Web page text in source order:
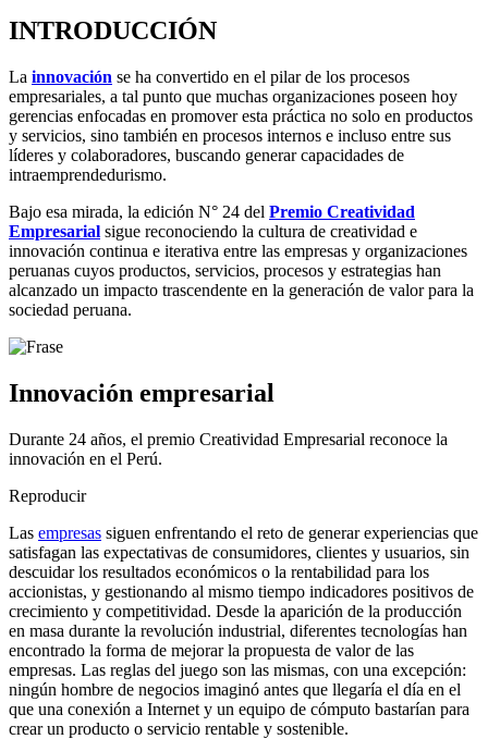
INTRODUCCIÓN
La innovación se ha convertido en el pilar de los procesos
empresariales, a tal punto que muchas organizaciones poseen hoy
gerencias enfocadas en promover esta práctica no solo en productos
y servicios, sino también en procesos internos e incluso entre sus
líderes y colaboradores, buscando generar capacidades de
intraemprendedurismo.
Bajo esa mirada, la edición N° 24 del Premio Creatividad
Empresarial sigue reconociendo la cultura de creatividad e
innovación continua e iterativa entre las empresas y organizaciones
peruanas cuyos productos, servicios, procesos y estrategias han
alcanzado un impacto trascendente en la generación de valor para la
sociedad peruana.
Innovación empresarial
Durante 24 años, el premio Creatividad Empresarial reconoce la
innovación en el Perú.
Reproducir
Las empresas siguen enfrentando el reto de generar experiencias que
satisfagan las expectativas de consumidores, clientes y usuarios, sin
descuidar los resultados económicos o la rentabilidad para los
accionistas, y gestionando al mismo tiempo indicadores positivos de
crecimiento y competitividad. Desde la aparición de la producción
en masa durante la revolución industrial, diferentes tecnologías han
encontrado la forma de mejorar la propuesta de valor de las
empresas. Las reglas del juego son las mismas, con una excepción:
ningún hombre de negocios imaginó antes que llegaría el día en el
que una conexión a Internet y un equipo de cómputo bastarían para
crear un producto o servicio rentable y sostenible.